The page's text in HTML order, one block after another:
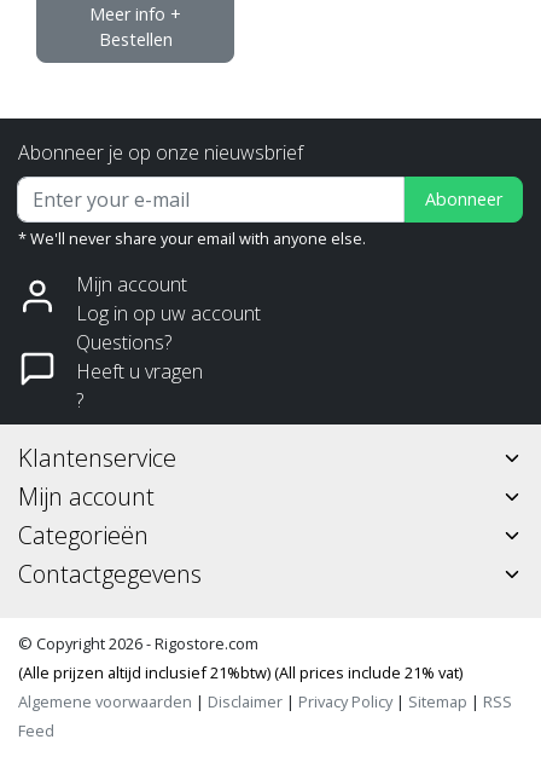
Meer info +
Bestellen
Abonneer je op onze nieuwsbrief
Abonneer
* We'll never share your email with anyone else.
Mijn account
Log in op uw account
Questions?
Heeft u vragen
?
Klantenservice
Mijn account
Categorieën
Contactgegevens
© Copyright 2026 - Rigostore.com
(Alle prijzen altijd inclusief 21%btw) (All prices include 21% vat)
Algemene voorwaarden | Disclaimer | Privacy Policy| Sitemap | RSS
Feed